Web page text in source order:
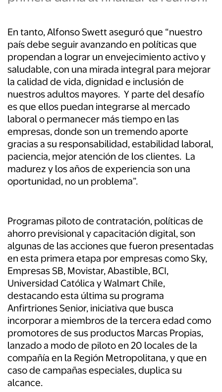
En tanto, Alfonso Swett aseguró que “nuestro
país debe seguir avanzando en políticas que
propendan a lograr un envejecimiento activo y
saludable, con una mirada integral para mejorar
la calidad de vida, dignidad e inclusión de
nuestros adultos mayores. Y parte del desafío
es que ellos puedan integrarse al mercado
laboral o permanecer más tiempo en las
empresas, donde son un tremendo aporte
gracias a su responsabilidad, estabilidad laboral,
paciencia, mejor atención de los clientes. La
madurez y los años de experiencia son una
oportunidad, no un problema”.
Programas piloto de contratación, políticas de
ahorro previsional y capacitación digital, son
algunas de las acciones que fueron presentadas
en esta primera etapa por empresas como Sky,
Empresas SB, Movistar, Abastible, BCI,
Universidad Católica y Walmart Chile,
destacando esta última su programa
Anfirtriones Senior, iniciativa que busca
incorporar a miembros de la tercera edad como
promotores de sus productos Marcas Propias,
lanzado a modo de piloto en 20 locales de la
compañía en la Región Metropolitana, y que en
caso de campañas especiales, duplica su
alcance.